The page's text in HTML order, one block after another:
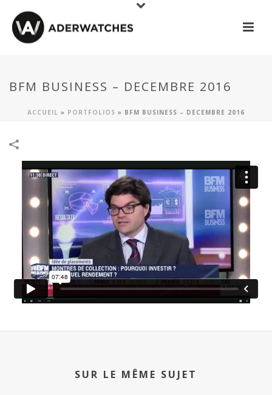
BFM BUSINESS – DECEMBRE 2016
ACCUEIL » PORTFOLIOS » BFM BUSINESS – DECEMBRE 2016
SUR LE MÊME SUJET